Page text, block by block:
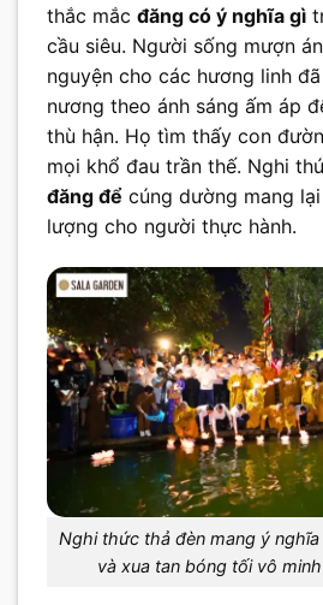
thắc mắc đăng có ý nghĩa gì
cầu siêu. Người sống mượn
nguyện cho các hương linh
nương theo ánh sáng ấm áp
thù hận. Họ tìm thấy con
mọi khổ đau trần thế. Nghi
đăng để cúng dường mang
lượng cho người thực hành.
Nghi thức thả đèn mang ý nghĩa
và xua tan bóng tối vô